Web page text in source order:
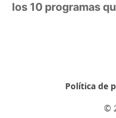
los 10 programas
Política de
©